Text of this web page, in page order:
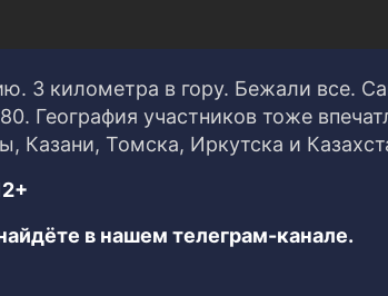
3 километра в гору. Бежали все.
География участников тоже
Казани, Томска, Иркутска и
в нашем телеграм-канале.